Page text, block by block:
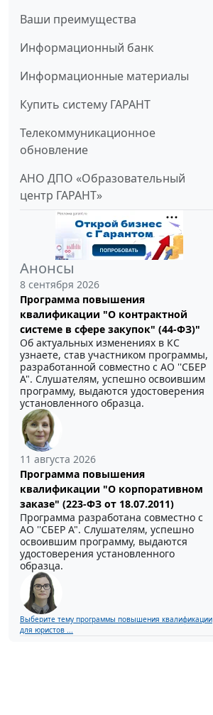
Ваши преимущества
Информационный банк
Информационные материалы
Купить систему ГАРАНТ
Телекоммуникационное
обновление
АНО ДПО «Образовательный
центр ГАРАНТ»
Анонсы
8 сентября 2026
Программа повышения
квалификации "О контрактной
системе в сфере закупок" (44-ФЗ)"
Об актуальных изменениях в КС
узнаете, став участником программы,
разработанной совместно с АО ''СБЕР
А". Слушателям, успешно освоившим
программу, выдаются удостоверения
установленного образца.
11 августа 2026
Программа повышения
квалификации "О корпоративном
заказе" (223-ФЗ от 18.07.2011)
Программа разработана совместно с
АО ''СБЕР А". Слушателям, успешно
освоившим программу, выдаются
удостоверения установленного
образца.
Выберите тему программы повышения квалификации
для юристов ...